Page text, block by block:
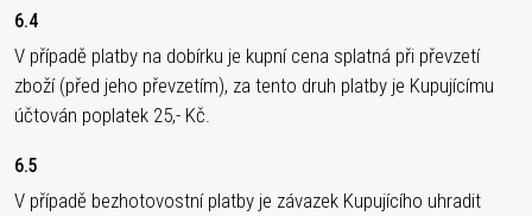
6.4
V případě platby na dobírku je kupní cena splatná při převzetí
zboží (před jeho převzetím), za tento druh platby je Kupujícímu
účtován poplatek 25,- Kč.
6.5
V případě bezhotovostní platby je závazek Kupujícího uhradit